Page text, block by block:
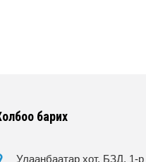
барих
Улаанбаатар хот, БЗД, 1-